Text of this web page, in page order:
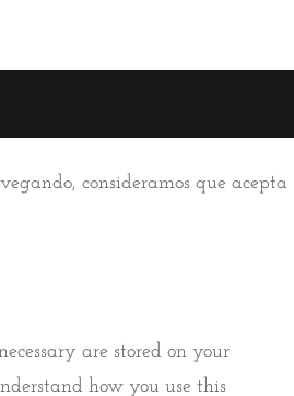
consideramos que acepta
are stored on your
how you use this